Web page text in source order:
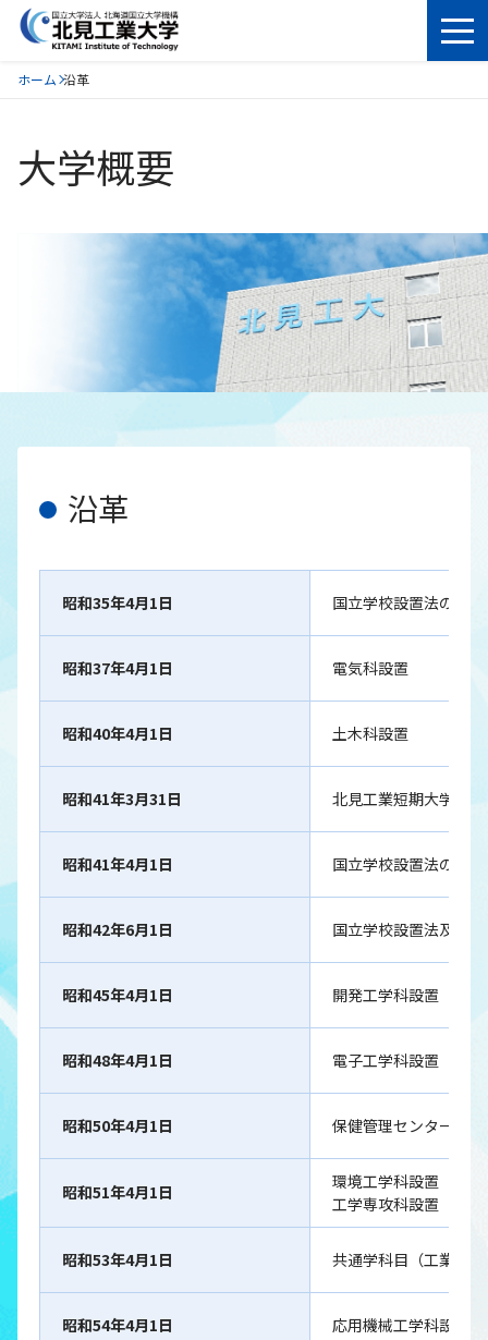
ホーム 沿革
大学概要
沿革
昭和35年4月1日 国立学校設置法の一
昭和37年4月1日 電気科設置
昭和40年4月1日 土木科設置
昭和41年3月31日 北見工業短期大学の
昭和41年4月1日 国立学校設置法の一
昭和42年6月1日 国立学校設置法及び
昭和45年4月1日 開発工学科設置
昭和48年4月1日 電子工学科設置
昭和50年4月1日 保健管理センター設置
昭和51年4月1日
環境工学科設置
工学専攻科設置
昭和53年4月1日 共通学科目（工業数
昭和54年4月1日 応用機械工学科設置